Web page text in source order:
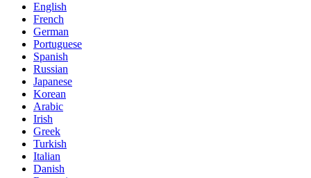
English
French
German
Portuguese
Spanish
Russian
Japanese
Korean
Arabic
Irish
Greek
Turkish
Italian
Danish